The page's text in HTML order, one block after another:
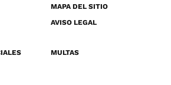
MAPA DEL SITIO
AVISO LEGAL
MULTAS